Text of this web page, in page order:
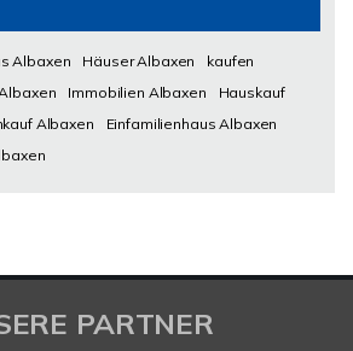
Albaxen Häuser Albaxen
kaufen
Immobilien Albaxen
Hauskauf
Albaxen
Einfamilienhaus Albaxen
PARTNER